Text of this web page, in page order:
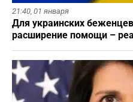
21:40, 01 января
Для украинских
расширение помощи –